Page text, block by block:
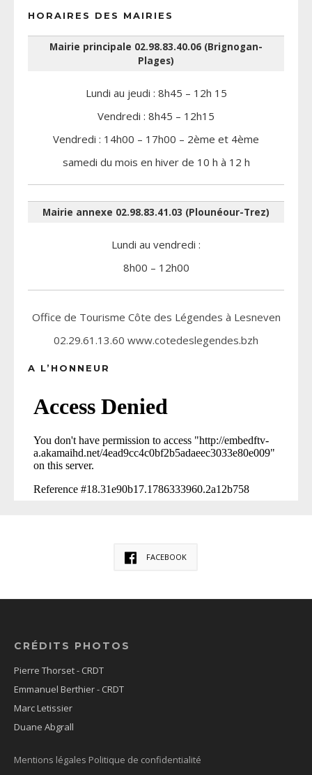
HORAIRES DES MAIRIES
Mairie principale 02.98.83.40.06 (Brignogan-
Plages)
Lundi au jeudi : 8h45 – 12h 15
Vendredi : 8h45 – 12h15
Vendredi : 14h00 – 17h00 – 2ème et 4ème
samedi du mois en hiver de 10 h à 12 h
Mairie annexe 02.98.83.41.03 (Plounéour-Trez)
Lundi au vendredi :
8h00 – 12h00
Office de Tourisme Côte des Légendes à Lesneven
02.29.61.13.60 www.cotedeslegendes.bzh
A L’HONNEUR
FACEBOOK
CRÉDITS PHOTOS
Pierre Thorset - CRDT
Emmanuel Berthier - CRDT
Marc Letissier
Duane Abgrall
Mentions légales Politique de confidentialité